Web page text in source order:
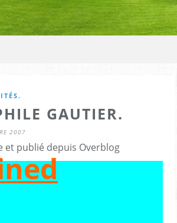
GAUTIER.
2007
et publié depuis Overblog